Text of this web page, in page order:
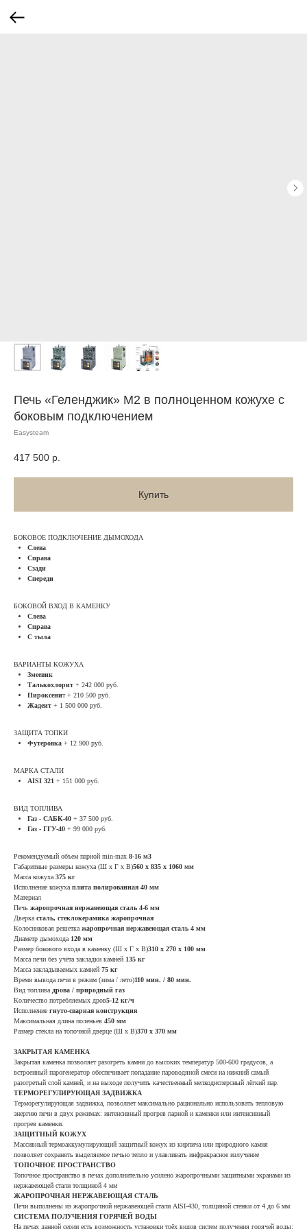
Печь «Геленджик» М2 в полноценном кожухе с
боковым подключением
Easysteam
417 500 р.
Купить
БОКОВОЕ ПОДКЛЮЧЕНИЕ ДЫМОХОДА
Слева
Справа
Сзади
Спереди
БОКОВОЙ ВХОД В КАМЕНКУ
Слева
Справа
С тыла
ВАРИАНТЫ КОЖУХА
Змеевик
Талькохлорит + 242 000 руб.
Пироксенит + 210 500 руб.
Жадеит + 1 500 000 руб.
ЗАЩИТА ТОПКИ
Футеровка + 12 900 руб.
МАРКА СТАЛИ
AISI 321 + 151 000 руб.
ВИД ТОПЛИВА
Газ - САБК-40 + 37 500 руб.
Газ - ГГУ-40 + 99 000 руб.
Рекомендуемый объем парной min-max 8-16 м3
Габаритные размеры кожуха (Ш х Г х В)560 х 835 х 1060 мм
Масса кожуха 375 кг
Исполнение кожуха плита полированная 40 мм
Материал
Печь жаропрочная нержавеющая сталь 4-6 мм
Дверка сталь, стеклокерамика жаропрочная
Колосниковая решетка жаропрочная нержавеющая сталь 4 мм
Диаметр дымохода 120 мм
Размер бокового входа в каменку (Ш х Г х В)310 х 270 х 100 мм
Масса печи без учёта закладки камней 135 кг
Масса закладываемых камней 75 кг
Время вывода печи в режим (зима / лето)110 мин. / 80 мин.
Вид топлива дрова / природный газ
Количество потребляемых дров5-12 кг/ч
Исполнение гнуто-сварная конструкция
Максимальная длина поленьев 450 мм
Размер стекла на топочной дверце (Ш х В)370 х 370 мм
ЗАКРЫТАЯ КАМЕНКА
Закрытая каменка позволяет разогреть камни до высоких температур 500-600 градусов, а
встроенный парогенератор обеспечивает попадание пароводяной смеси на нижний самый
разогретый слой камней, и на выходе получить качественный мелкодисперсный лёгкий пар.
ТЕРМОРЕГУЛИРУЮЩАЯ ЗАДВИЖКА
Терморегулирующая задвижка, позволяет максимально рационально использовать тепловую
энергию печи в двух режимах: интенсивный прогрев парной и каменки или интенсивный
прогрев каменки.
ЗАЩИТНЫЙ КОЖУХ
Массивный термоаккумулирующий защитный кожух из кирпича или природного камня
позволяет сохранять выделяемое печью тепло и улавливать инфракрасное излучение
ТОПОЧНОЕ ПРОСТРАНСТВО
Топочное пространство в печах дополнительно усилено жаропрочными защитными экранами из
нержавеющей стали толщиной 4 мм
ЖАРОПРОЧНАЯ НЕРЖАВЕЮЩАЯ СТАЛЬ
Печи выполнены из жаропрочной нержавеющей стали AISI-430, толщиной стенки от 4 до 6 мм
СИСТЕМА ПОЛУЧЕНИЯ ГОРЯЧЕЙ ВОДЫ
На печах данной серии есть возможность установки трёх видов систем получения горячей воды: